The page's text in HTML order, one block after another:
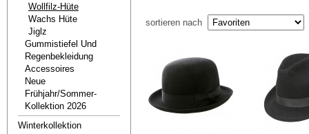
Wollfilz-Hüte
Wachs Hüte
Jiglz
Gummistiefel Und
Regenbekleidung
Accessoires
Neue
Frühjahr/sommer-
Kollektion 2026
Winterkollektion
sortieren nach